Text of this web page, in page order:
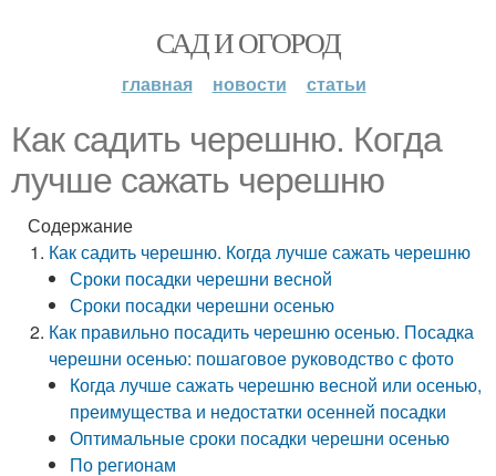
САД И ОГОРОД
главная новости статьи
Как садить черешню. Когда
лучше сажать черешню
Содержание
Как садить черешню. Когда лучше сажать черешню
Сроки посадки черешни весной
Сроки посадки черешни осенью
Как правильно посадить черешню осенью. Посадка
черешни осенью: пошаговое руководство с фото
Когда лучше сажать черешню весной или осенью,
преимущества и недостатки осенней посадки
Оптимальные сроки посадки черешни осенью
По регионам